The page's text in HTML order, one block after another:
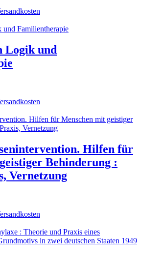
Logik und
Hilfen für
Behinderung :
Vernetzung